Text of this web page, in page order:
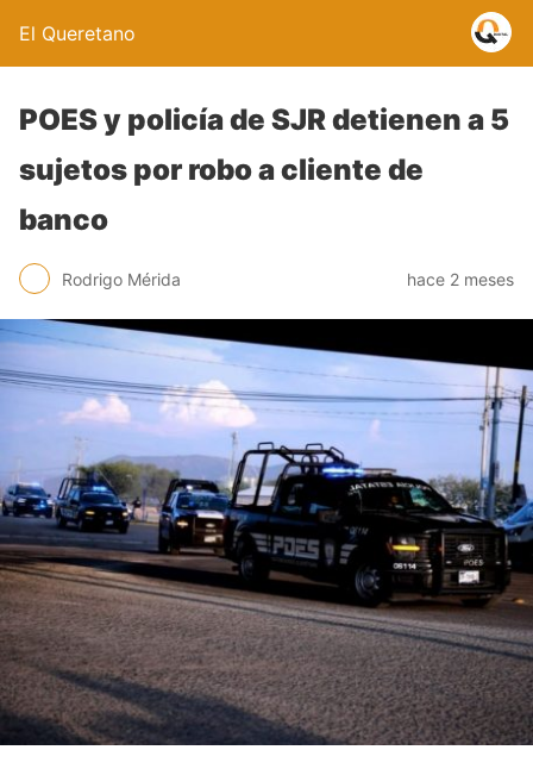
El Queretano
POES y policía de SJR detienen a 5
sujetos por robo a cliente de
banco
Rodrigo Mérida hace 2 meses